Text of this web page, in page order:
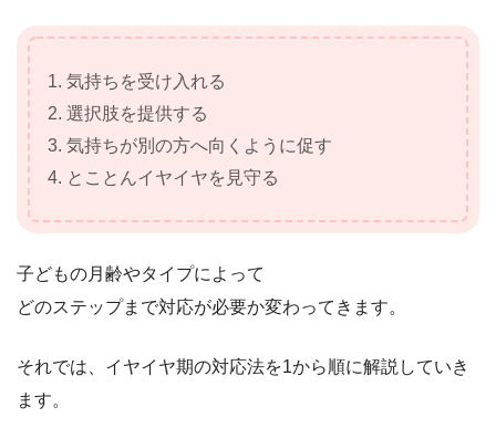
1. 気持ちを受け入れる
2. 選択肢を提供する
3. 気持ちが別の方へ向くように促す
4. とことんイヤイヤを見守る
子どもの月齢やタイプによって
どのステップまで対応が必要か変わってきます。
それでは、イヤイヤ期の対応法を1から順に解説していき
ます。